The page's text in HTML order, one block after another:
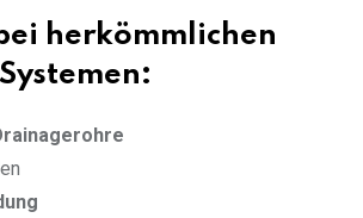
herkömmlichen